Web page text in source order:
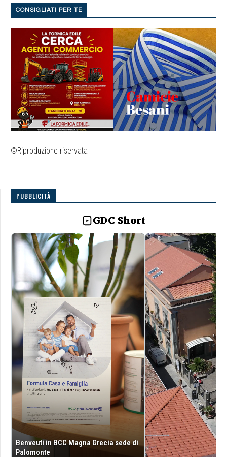
CONSIGLIATI PER TE
©Riproduzione riservata
PUBBLICITÀ
GDC Short
Benveuti in BCC Magna Grecia sede di
Palomonte